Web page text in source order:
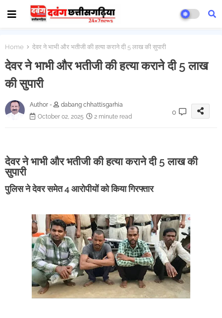
Home देवर ने भाभी और भतीजी की हत्या कराने दी 5 लाख की सुपारी
देवर ने भाभी और भतीजी की हत्या कराने दी 5 लाख
की सुपारी
Author -
dabang chhattisgarhia
October 02, 2025
2 minute read
0
देवर ने भाभी और भतीजी की हत्या कराने दी 5 लाख की
सुपारी
पुलिस ने देवर समेत 4 आरोपीयों को किया गिरफ्तार